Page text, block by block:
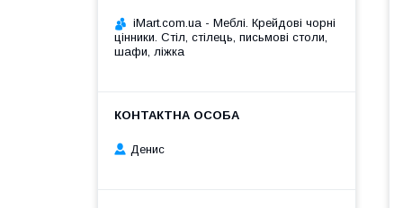
iMart.com.ua - Меблі. Крейдові чорні
цінники. Стіл, стілець, письмові столи,
шафи, ліжка
Денис